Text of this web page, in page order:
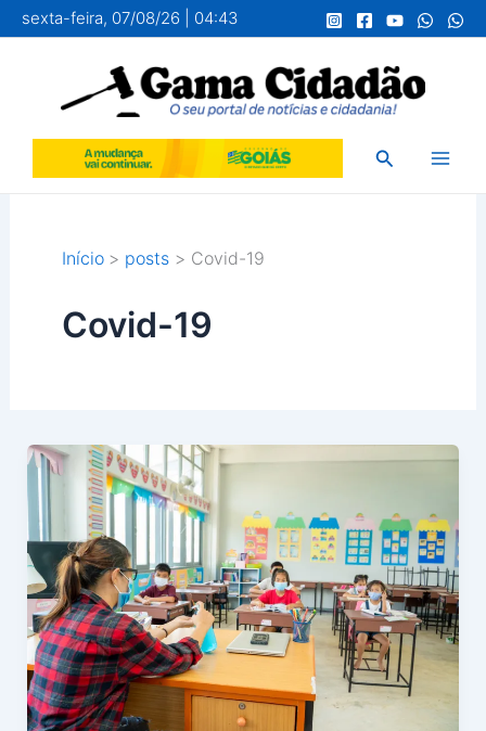
para
conteúdo
sexta-feira, 07/08/26 | 04:43
Pesquisar
Início posts Covid-19
Covid-19